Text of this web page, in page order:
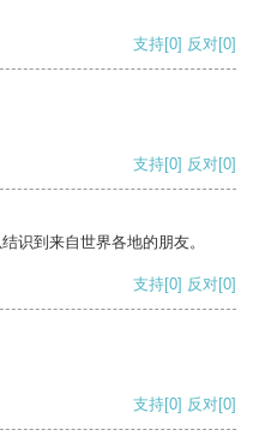
支持[0] 反对[0]
支持[0] 反对[0]
识到来自世界各地的朋友。
支持[0] 反对[0]
支持[0] 反对[0]